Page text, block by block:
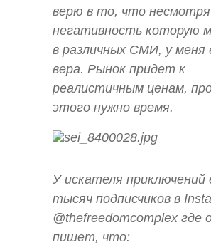
верю в то, что
негативность которую
в различных СМИ, у меня
вера. Рынок придет к
реалистичным ценам,
этого нужно время.
У искателя приключений
тысяч подписчиков в
@thefreedomcomplex где
пишет, что: